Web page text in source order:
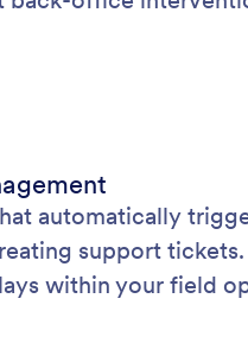
automatically
support tickets.
within your field